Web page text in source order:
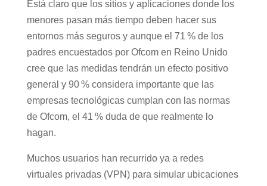
enfrentan a multas de hasta 18 millones de
libras o el 10 % de sus ingresos globales,
además de la posibilidad de ser bloqueadas por
completo dentro del Reino Unido.
Está claro que los sitios y aplicaciones donde
los menores pasan más tiempo deben hacer sus
entornos más seguros y aunque el 71 % de los
padres encuestados por Ofcom en Reino Unido
general y 90 % considera importante que las
empresas tecnológicas cumplan con las normas